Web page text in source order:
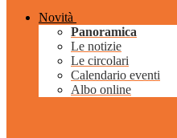
Novità
Panoramica
Le notizie
Le circolari
Calendario eventi
Albo online